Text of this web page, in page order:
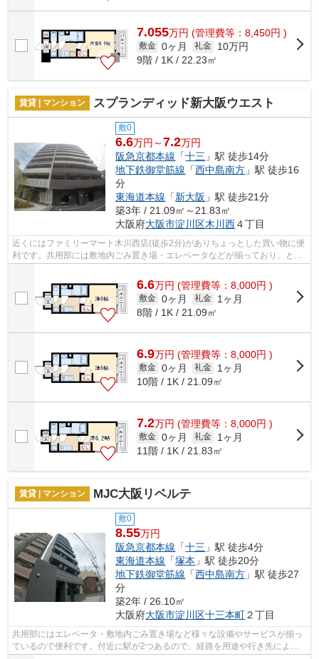
7.055万円 (管理費等：8,450円 )
敷金 0ヶ月 礼金
10万円
9階 / 1K / 22.23㎡
賃貸 | マンション スプランディッド新大阪ウエスト
敷0
6.6万円～7.2万円
阪急京都本線 「十三 」駅 徒歩14分
地下鉄御堂筋線 「西中島南方 」駅 徒歩16
分
東海道本線 「新大阪 」駅 徒歩21分
築3年 / 21.09㎡～21.83㎡
大阪府大阪市淀川区木川西４丁目
近くにはファミリーマート木川西店(徒歩2分)がありちょっとした買い物に便
利です。共用部には敷地内ごみ置き場・エレベータなどが揃っており、とて
6.6万円 (管理費等：8,000円 )
敷金 0ヶ月 礼金
1ヶ月
8階 / 1K / 21.09㎡
6.9万円 (管理費等：8,000円 )
敷金 0ヶ月 礼金
1ヶ月
10階 / 1K / 21.09㎡
7.2万円 (管理費等：8,000円 )
敷金 0ヶ月 礼金
1ヶ月
11階 / 1K / 21.83㎡
賃貸 | マンション MJC大阪リベルテ
敷0
8.55万円
阪急京都本線 「十三 」駅 徒歩4分
東海道本線 「塚本 」駅 徒歩20分
地下鉄御堂筋線 「西中島南方 」駅 徒歩27
分
築2年 / 26.10㎡
大阪府大阪市淀川区十三本町２丁目
共用部にはエレベータ・敷地内ごみ置き場など様々な設備やサービスが揃っ
ているので便利です。付近に駅が2つあるので、経路を用途や行き先によっ